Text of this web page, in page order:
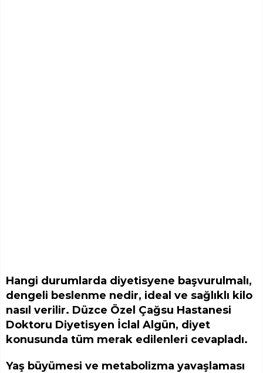
Hangi durumlarda diyetisyene başvurulmalı,
dengeli beslenme nedir, ideal ve sağlıklı kilo
nasıl verilir. Düzce Özel Çağsu Hastanesi
Doktoru Diyetisyen İclal Algün, diyet
konusunda tüm merak edilenleri cevapladı.
Yaş büyümesi ve metabolizma yavaşlaması